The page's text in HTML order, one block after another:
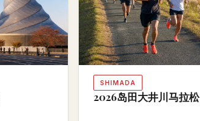
SHIMADA
2026岛田大井川马拉松